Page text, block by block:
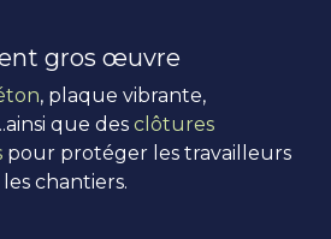
gros œuvre
, plaque vibrante,
que des clôtures
pour protéger les travailleurs
chantiers.